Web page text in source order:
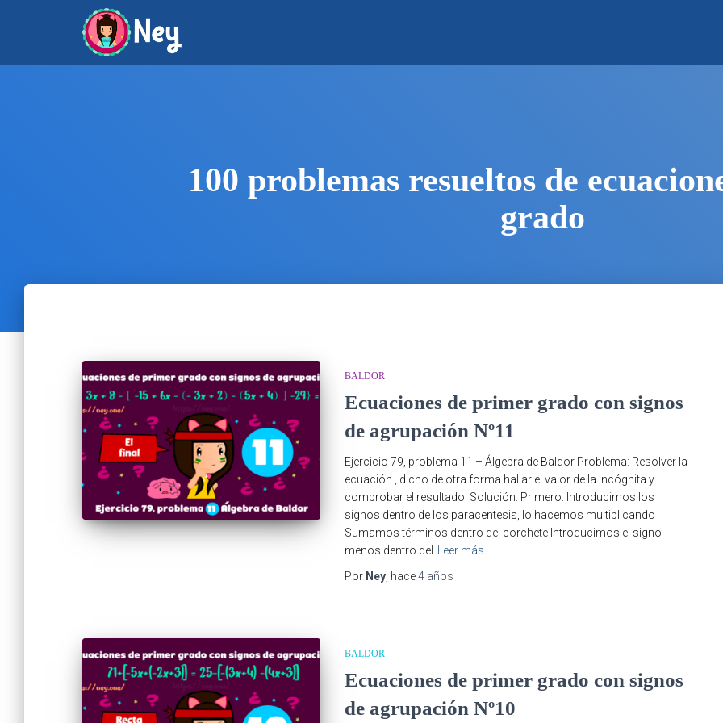
100 problemas resueltos de
grado
BALDOR
Ecuaciones de primer grado con signos
de agrupación Nº11
Ejercicio 79, problema 11 – Álgebra de Baldor Problema: Resolver la
ecuación , dicho de otra forma hallar el valor de la incógnita y
comprobar el resultado. Solución: Primero: Introducimos los
signos dentro de los paracentesis, lo hacemos multiplicando
Sumamos términos dentro del corchete Introducimos el signo
menos dentro del
Leer más…
Por Ney , hace4 años
BALDOR
Ecuaciones de primer grado con signos
de agrupación Nº10